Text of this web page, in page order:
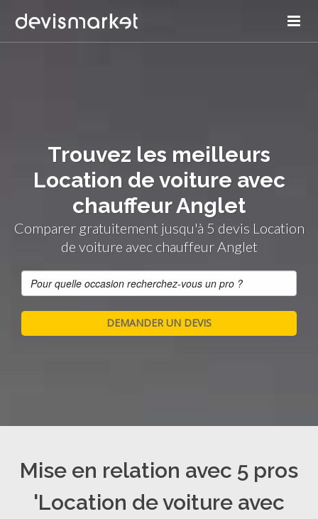
Trouvez les meilleurs
Location de voiture avec
chauffeur Anglet
Comparer gratuitement jusqu'à 5 devis Location
de voiture avec chauffeur Anglet
Mise en relation avec 5 pros
'Location de voiture avec